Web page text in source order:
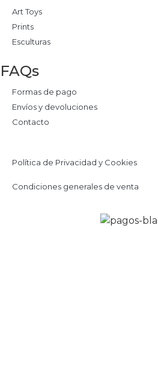
Art Toys
Prints
Esculturas
FAQs
Formas de pago
Envíos y devoluciones
Contacto
Política de Privacidad y Cookies
Condiciones generales de venta